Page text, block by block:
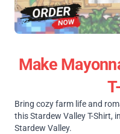
Make
Bring cozy farm life and
this Stardew Valley T-Shirt,
Stardew Valley.